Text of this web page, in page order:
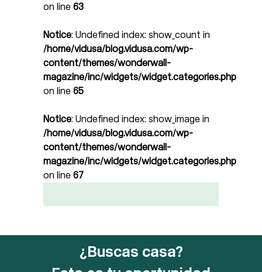
on line 63
Notice: Undefined index: show_count in
/home/vidusa/blog.vidusa.com/wp-
content/themes/wonderwall-
magazine/inc/widgets/widget.categories.php
on line 65
Notice: Undefined index: show_image in
/home/vidusa/blog.vidusa.com/wp-
content/themes/wonderwall-
magazine/inc/widgets/widget.categories.php
on line 67
¿Buscas casa?